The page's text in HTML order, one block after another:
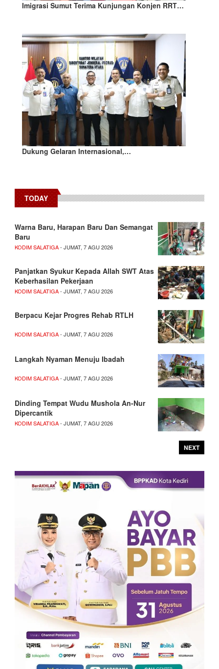
Imigrasi Sumut Terima Kunjungan Konjen RRT…
Dukung Gelaran Internasional,…
TODAY
Warna Baru, Harapan Baru Dan Semangat
Baru
KODIM SALATIGA- JUMAT, 7 AGU 2026
Panjatkan Syukur Kepada Allah SWT Atas
Keberhasilan Pekerjaan
KODIM SALATIGA- JUMAT, 7 AGU 2026
Berpacu Kejar Progres Rehab RTLH
KODIM SALATIGA- JUMAT, 7 AGU 2026
Langkah Nyaman Menuju Ibadah
KODIM SALATIGA- JUMAT, 7 AGU 2026
Dinding Tempat Wudu Mushola An-Nur
Dipercantik
KODIM SALATIGA- JUMAT, 7 AGU 2026
NEXT